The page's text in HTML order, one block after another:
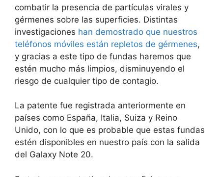
combatir la presencia de partículas virales y
gérmenes sobre las superficies. Distintas
investigaciones han demostrado que nuestros
teléfonos móviles están repletos de gérmenes,
y gracias a este tipo de fundas haremos que
estén mucho más limpios, disminuyendo el
riesgo de cualquier tipo de contagio.
La patente fue registrada anteriormente en
países como España, Italia, Suiza y Reino
Unido, con lo que es probable que estas fundas
estén disponibles en nuestro país con la salida
del Galaxy Note 20.